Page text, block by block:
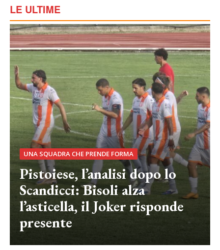
LE ULTIME
UNA SQUADRA CHE PRENDE FORMA
Pistoiese, l’analisi dopo lo
Scandicci: Bisoli alza
l’asticella, il Joker risponde
presente